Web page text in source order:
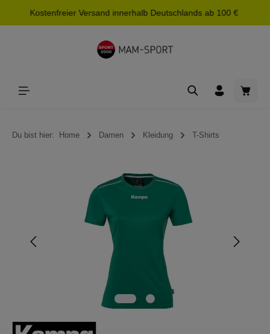
springen
Kostenfreier Versand innerhalb Deutschlands ab 100 €
Du bist hier: Home Damen Kleidung T-Shirts
Bildergalerie überspringen